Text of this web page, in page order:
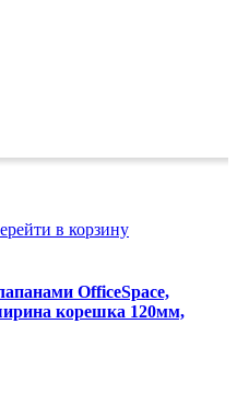
в корзину
OfficeSpace,
корешка 120мм,